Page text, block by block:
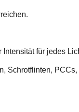
für jedes
Schrotflinten,